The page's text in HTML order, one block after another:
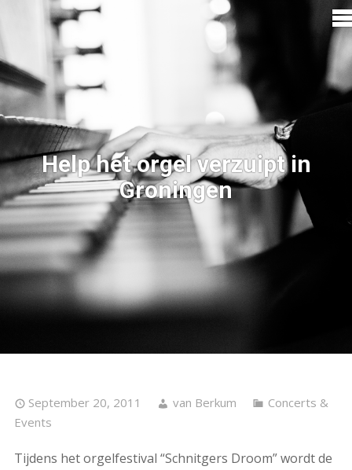
Help het orgel verzuipt in
Groningen
September 20, 2011 van Berkum
Concerts &
Events
Tijdens het orgelfestival “Schnitgers Droom” wordt de